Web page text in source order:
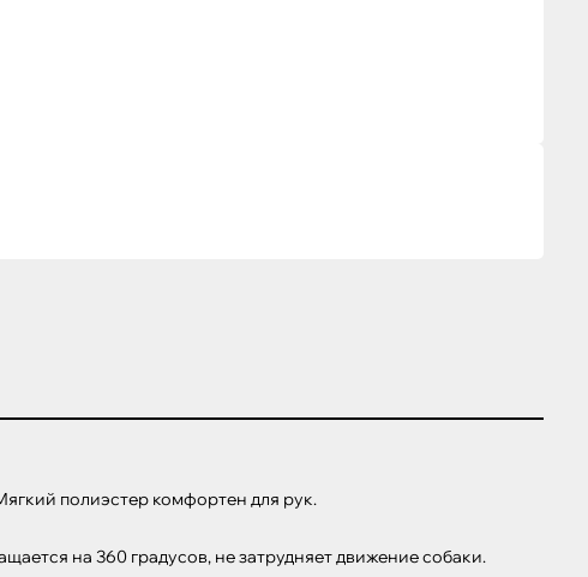
полиэстер комфортен для рук.
на 360 градусов, не затрудняет движение собаки.